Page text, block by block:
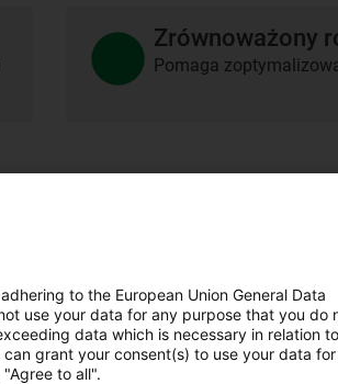
Zrównoważony
Pomaga
to the European Union General Data
use your data for any purpose that you do
data which is necessary in relation
grant your consent(s) to use your data for
to all".